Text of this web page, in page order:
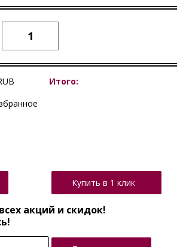
Итого:
Купить в 1 клик
акций и скидок!